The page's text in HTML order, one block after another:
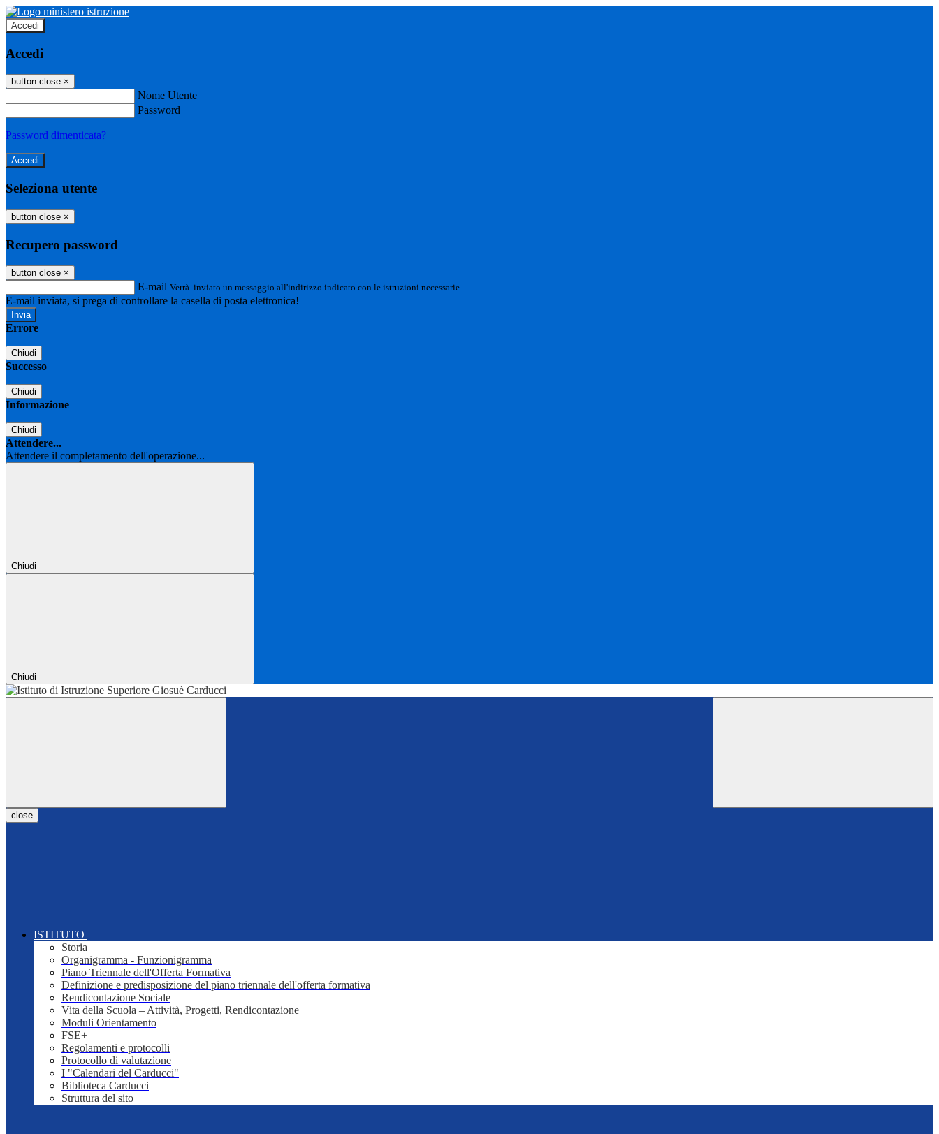
Accedi
Accedi
button close ×
Nome Utente
Password
Password dimenticata?
Seleziona utente
button close ×
Recupero password
button close ×
E-mail Verrà inviato un messaggio all'indirizzo indicato con le istruzioni necessarie.
E-mail inviata, si prega di controllare la casella di posta elettronica!
Errore
Chiudi
Successo
Chiudi
Informazione
Chiudi
Attendere...
Attendere il completamento dell'operazione...
Chiudi
Chiudi
close
ISTITUTO
Storia
Organigramma - Funzionigramma
Piano Triennale dell'Offerta Formativa
Definizione e predisposizione del piano triennale dell'offerta formativa
Rendicontazione Sociale
Vita della Scuola – Attività, Progetti, Rendicontazione
Moduli Orientamento
FSE+
Regolamenti e protocolli
Protocollo di valutazione
I "Calendari del Carducci"
Biblioteca Carducci
Struttura del sito